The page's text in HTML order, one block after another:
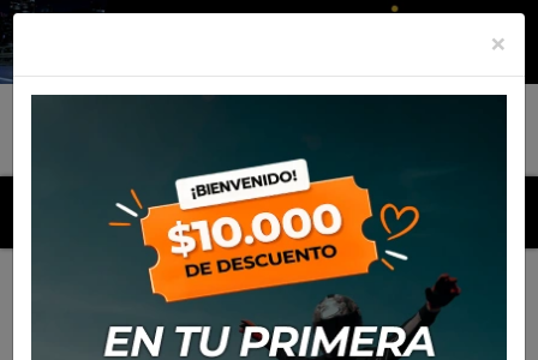
MENU
Productos Equipamiento Chaqueta Ixon Ostara
×